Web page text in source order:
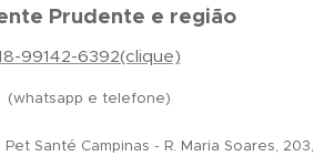
Prudente e região
99142-6392(clique)
(whatsapp e telefone)
Santé Campinas - R. Maria Soares, 203,